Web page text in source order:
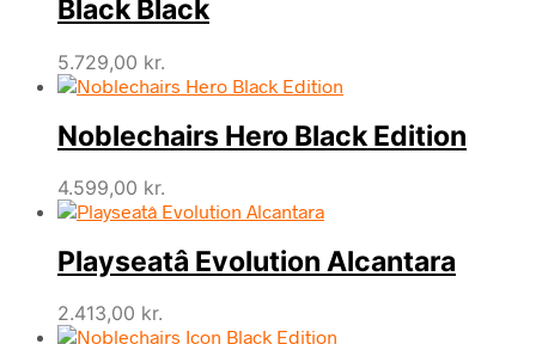
Black Black
5.729,00 kr.
Noblechairs Hero Black Edition
4.599,00 kr.
Playseatâ Evolution Alcantara
2.413,00 kr.